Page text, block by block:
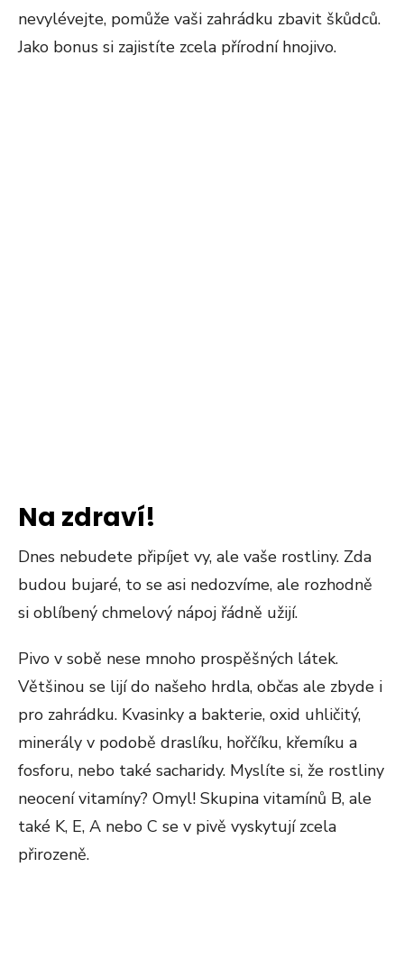
nevylévejte, pomůže vaši zahrádku zbavit škůdců.
Jako bonus si zajistíte zcela přírodní hnojivo.
Na zdraví!
Dnes nebudete připíjet vy, ale vaše rostliny. Zda
budou bujaré, to se asi nedozvíme, ale rozhodně
si oblíbený chmelový nápoj řádně užijí.
Pivo v sobě nese mnoho prospěšných látek.
Většinou se lijí do našeho hrdla, občas ale zbyde i
pro zahrádku. Kvasinky a bakterie, oxid uhličitý,
minerály v podobě draslíku, hořčíku, křemíku a
fosforu, nebo také sacharidy. Myslíte si, že rostliny
neocení vitamíny? Omyl! Skupina vitamínů B, ale
také K, E, A nebo C se v pivě vyskytují zcela
přirozeně.